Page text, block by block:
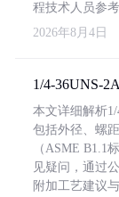
程技术人员参考
2026年8月4日
1/4-36UNS-
本文详细解析
包括外径、螺
（ASME B1.1
见疑问，通过
附加工艺建议